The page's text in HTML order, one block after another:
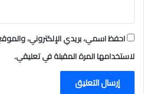
احفظ اسمي، بريدي الإلكتروني،
لاستخدامها المرة المقبلة في تعليقي.